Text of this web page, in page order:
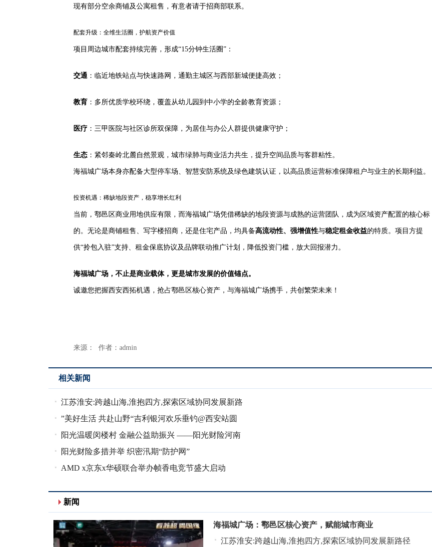
现有部分空余商铺及公寓租售，有意者请于招商部联系。
配套升级：全维生活圈，护航资产价值
项目周边城市配套持续完善，形成“15分钟生活圈”：
交通 ：临近地铁站点与快速路网，通勤主城区与西部新城便捷高效；
教育 ：多所优质学校环绕，覆盖从幼儿园到中小学的全龄教育资源；
医疗 ：三甲医院与社区诊所双保障，为居住与办公人群提供健康守护；
生态 ：紧邻秦岭北麓自然景观，城市绿肺与商业活力共生，提升空间品质与客群粘性。
海福城广场本身亦配备大型停车场、智慧安防系统及绿色建筑认证，以高品质运营标准保障租户与业主的长期利益。
投资机遇：稀缺地段资产，稳享增长红利
当前，鄠邑区商业用地供应有限，而海福城广场凭借稀缺的地段资源与成熟的运营团队，成为区域资产配置的核心标
的。无论是商铺租售、写字楼招商，还是住宅产品，均具备高流动性、强增值性与稳定租金收益的特质。项目方提
供“拎包入驻”支持、租金保底协议及品牌联动推广计划，降低投资门槛，放大回报潜力。
海福城广场，不止是商业载体，更是城市发展的价值锚点。
诚邀您把握西安西拓机遇，抢占鄠邑区核心资产，与海福城广场携手，共创繁荣未来！
来源： 作者：admin
相关新闻
江苏淮安:跨越山海,淮抱四方,探索区域协同发展新路
径
”美好生活 共赴山野“吉利银河欢乐垂钓@西安站圆
满落幕
阳光温暖闵楼村 金融公益助振兴 ——阳光财险河南
分公司赴信
阳光财险多措并举 织密汛期“防护网”
AMD x京东x华硕联合举办帧香电竞节盛大启动
新闻
海福城广场：鄠邑区核心资产，赋能城市商业
新
江苏淮安:跨越山海,淮抱四方,探索区域协同发展新路径